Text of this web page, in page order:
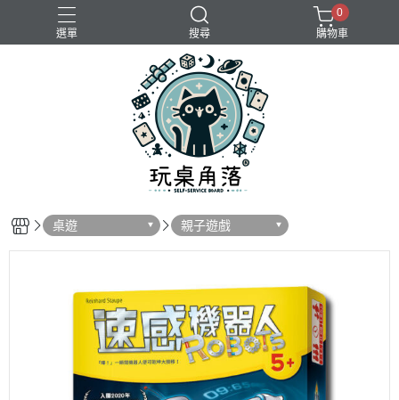
選單 搜尋
0
購物車
桌遊 親子遊戲